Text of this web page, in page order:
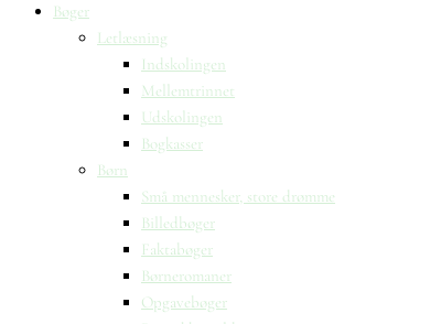
Bøger
Letlæsning
Indskolingen
Mellemtrinnet
Udskolingen
Bogkasser
Børn
Små mennesker, store drømme
Billedbøger
Faktabøger
Børneromaner
Opgavebøger